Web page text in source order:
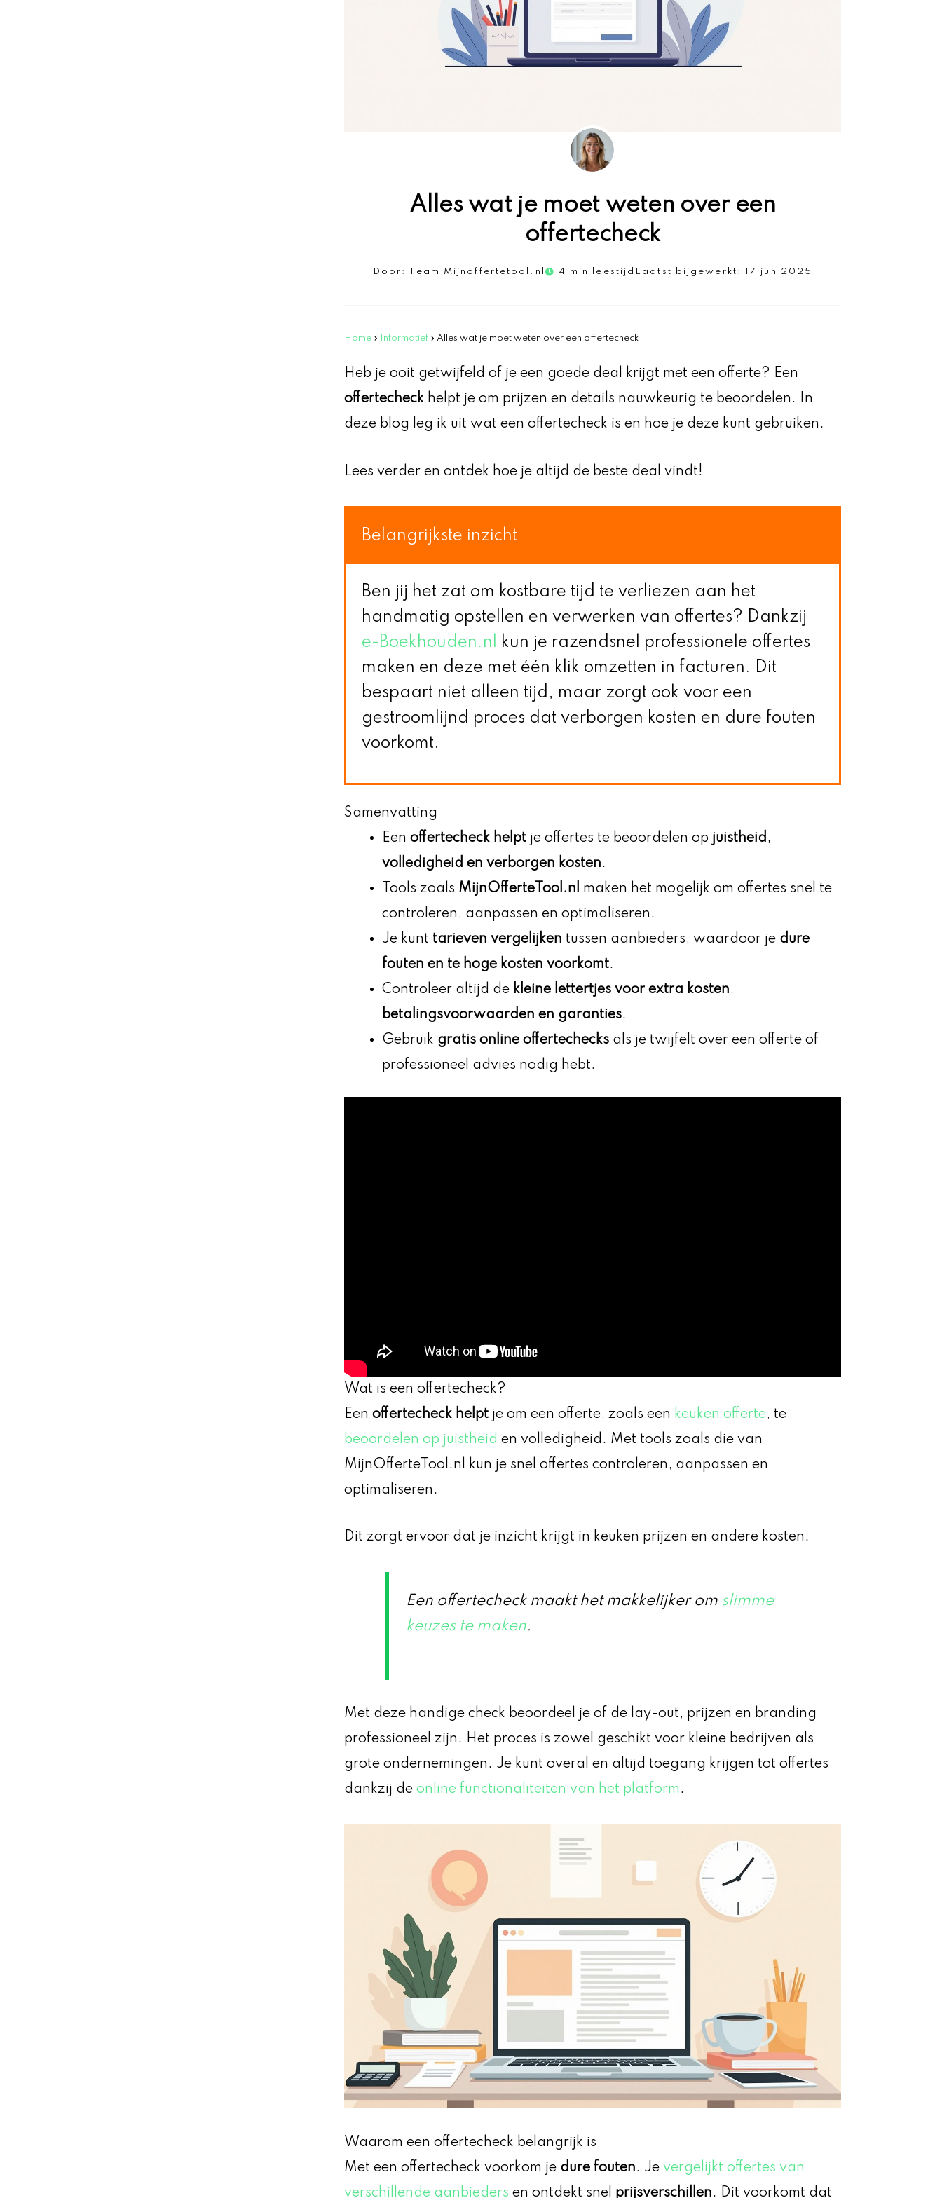
Alles wat je moet weten over een
offertecheck
Door: Team Mijnoffertetool.nl 4 min leestijd Laatst bijgewerkt: 17 jun 2025
Home » Informatief » Alles wat je moet weten over een offertecheck
Heb je ooit getwijfeld of je een goede deal krijgt met een offerte? Een
offertecheck helpt je om prijzen en details nauwkeurig te beoordelen. In
deze blog leg ik uit wat een offertecheck is en hoe je deze kunt gebruiken.
Lees verder en ontdek hoe je altijd de beste deal vindt!
Belangrijkste inzicht
Ben jij het zat om kostbare tijd te verliezen aan het
handmatig opstellen en verwerken van offertes? Dankzij
e-Boekhouden.nl kun je razendsnel professionele offertes
maken en deze met één klik omzetten in facturen. Dit
bespaart niet alleen tijd, maar zorgt ook voor een
gestroomlijnd proces dat verborgen kosten en dure fouten
voorkomt.
Samenvatting
Een offertecheck helpt je offertes te beoordelen op juistheid,
volledigheid en verborgen kosten.
Tools zoals MijnOfferteTool.nl maken het mogelijk om offertes snel te
controleren, aanpassen en optimaliseren.
Je kunt tarieven vergelijken tussen aanbieders, waardoor je dure
fouten en te hoge kosten voorkomt.
Controleer altijd de kleine lettertjes voor extra kosten,
betalingsvoorwaarden en garanties.
Gebruik gratis online offertechecks als je twijfelt over een offerte of
professioneel advies nodig hebt.
Wat is een offertecheck?
Een offertecheck helpt je om een offerte, zoals een keuken offerte, te
beoordelen op juistheid en volledigheid. Met tools zoals die van
MijnOfferteTool.nl kun je snel offertes controleren, aanpassen en
optimaliseren.
Dit zorgt ervoor dat je inzicht krijgt in keuken prijzen en andere kosten.
Een offertecheck maakt het makkelijker om slimme
keuzes te maken.
Met deze handige check beoordeel je of de lay-out, prijzen en branding
professioneel zijn. Het proces is zowel geschikt voor kleine bedrijven als
grote ondernemingen. Je kunt overal en altijd toegang krijgen tot offertes
dankzij de online functionaliteiten van het platform .
Waarom een offertecheck belangrijk is
Met een offertecheck voorkom je dure fouten. Je vergelijkt offertes van
verschillende aanbieders en ontdekt snel prijsverschillen. Dit voorkomt dat